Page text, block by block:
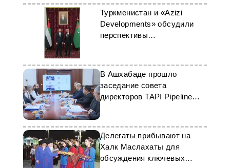
Туркменистан и «Azizi
Developments» обсудили
перспективы
В Ашхабаде прошло
заседание совета
директоров TAPI Pipeline
Company Limited
Делегаты прибывают на
Халк Маслахаты для
обсуждения ключевых